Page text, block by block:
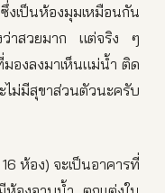
งเป็นห้องมุมเหมือนกัน
ว่าสวยมาก แต่จริง ๆ
องลงมาเห็นแม่น้ำ ติด
ม่มีสุขาส่วนตัวนะครับ
ห้อง) จะเป็นอาคารที่